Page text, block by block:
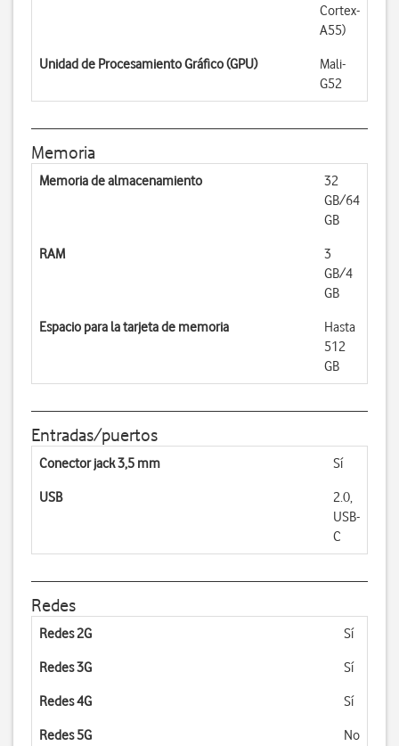
Cortex-
A55)
Unidad de Procesamiento Gráfico (GPU)
Mali-
G52
Memoria
Memoria de almacenamiento
32
GB/64
GB
RAM
3
GB/4
GB
Espacio para la tarjeta de memoria
Hasta
512
GB
Entradas/puertos
Conector jack 3,5 mm Sí
USB
2.0,
USB-
C
Redes
Redes 2G Sí
Redes 3G Sí
Redes 4G Sí
Redes 5G No